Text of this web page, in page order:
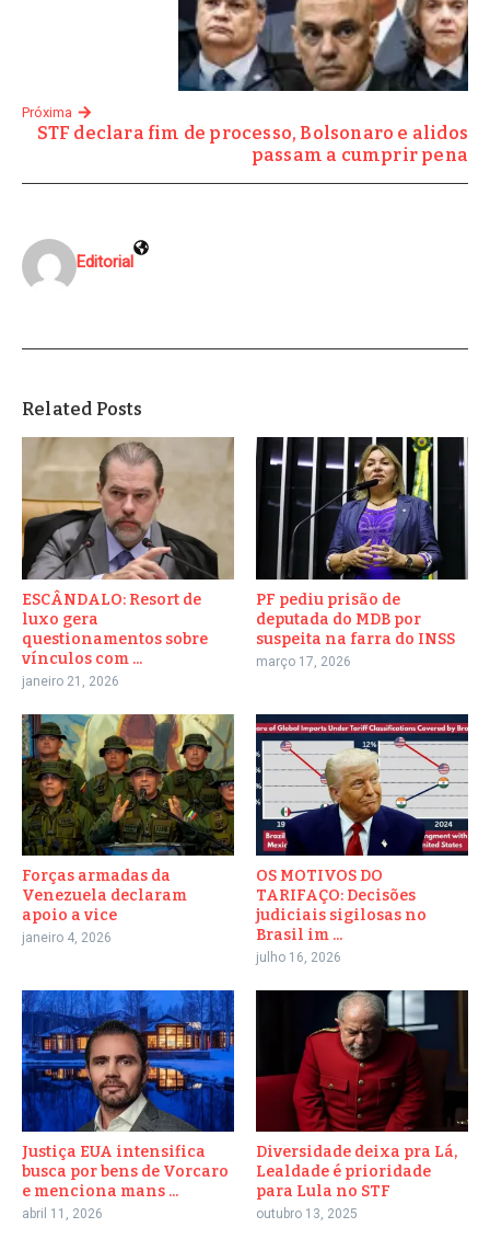
Próxima
STF declara fim de processo, Bolsonaro e alidos
passam a cumprir pena
Editorial
Related Posts
ESCÂNDALO: Resort de
luxo gera
questionamentos sobre
vínculos com ...
janeiro 21, 2026
PF pediu prisão de
deputada do MDB por
suspeita na farra do INSS
março 17, 2026
Forças armadas da
Venezuela declaram
apoio a vice
janeiro 4, 2026
OS MOTIVOS DO
TARIFAÇO: Decisões
judiciais sigilosas no
Brasil im ...
julho 16, 2026
Justiça EUA intensifica
busca por bens de Vorcaro
e menciona mans ...
abril 11, 2026
Diversidade deixa pra Lá,
Lealdade é prioridade
para Lula no STF
outubro 13, 2025